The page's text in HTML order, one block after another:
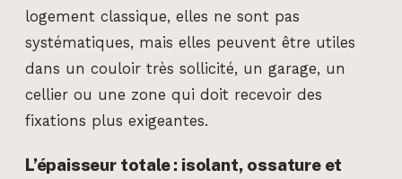
logement classique, elles ne sont pas
systématiques, mais elles peuvent être utiles
dans un couloir très sollicité, un garage, un
cellier ou une zone qui doit recevoir des
fixations plus exigeantes.
L’épaisseur totale : isolant, ossature et